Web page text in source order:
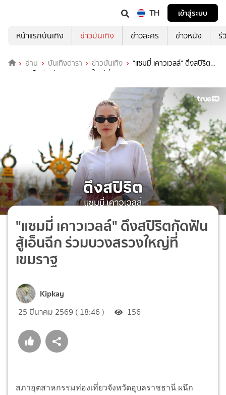
TH
เข้าสู่ระบบ
หน้าแรกบันเทิง
ข่าวบันเทิง ข่าวละคร ข่าวหนัง รี
อ่าน บันเทิงดารา ข่าวบันเทิง
"แซมมี่ เคาวเวลล์" ดึงสปิริต
กัดฟันสู้เอ็นฉีก ร่วมบวงสรวงใหญ่ที่เขมราฐ
"แซมมี่ เคาวเวลล์" ดึงสปิริตกัดฟัน
สู้เอ็นฉีก ร่วมบวงสรวงใหญ่ที่
เขมราฐ
Kipkay
25 มีนาคม 2569 ( 18:46 ) 156
สภาอุตสาหกรรมท่องเที่ยวจังหวัดอุบลราชธานี ผนึก